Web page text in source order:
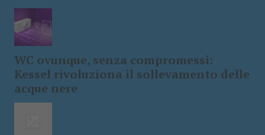
WC ovunque, senza compromessi:
Kessel rivoluziona il sollevamento delle
acque nere